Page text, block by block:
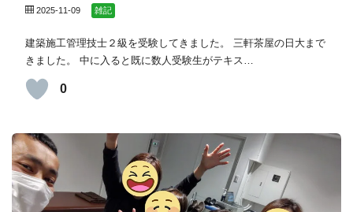
2025-11-09 雑記
建築施工管理技士２級を受験してきました。 三軒茶屋の日大まで
きました。 中に入ると既に数人受験生がテキス…
0